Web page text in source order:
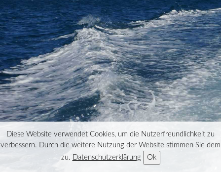
Diese Website verwendet Cookies, um die Nutzerfreundlichkeit zu
verbessern. Durch die weitere Nutzung der Website stimmen Sie dem
zu. Datenschutzerklärung Ok